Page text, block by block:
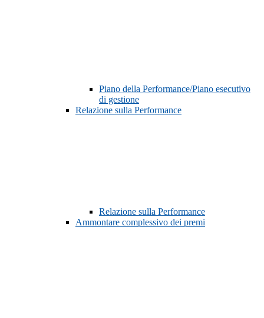
Piano della Performance/Piano esecutivo
di gestione
Relazione sulla Performance
Relazione sulla Performance
Ammontare complessivo dei premi